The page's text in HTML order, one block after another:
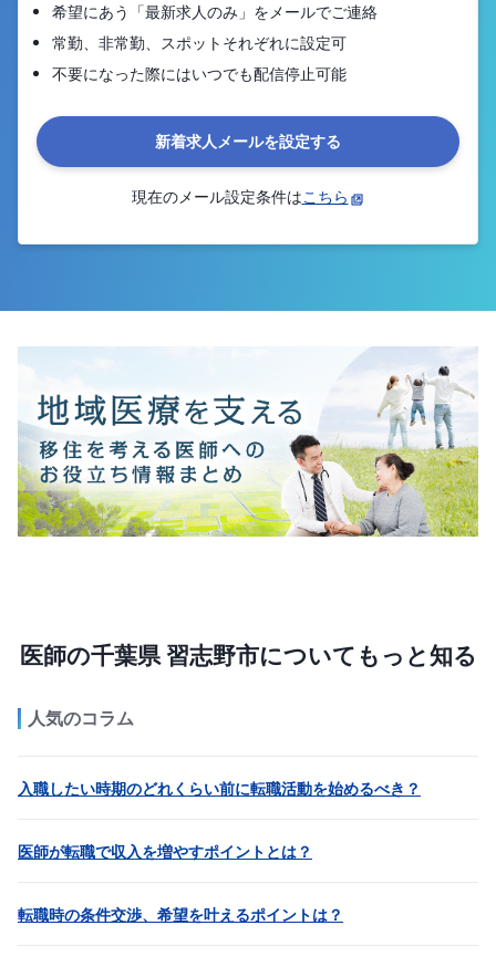
希望にあう「最新求人のみ」をメールでご連絡
常勤、非常勤、スポットそれぞれに設定可
不要になった際にはいつでも配信停止可能
新着求人メールを設定する
現在のメール設定条件はこちら
医師の千葉県 習志野市についてもっと知る
人気のコラム
入職したい時期のどれくらい前に転職活動を始めるべき？
医師が転職で収入を増やすポイントとは？
転職時の条件交渉、希望を叶えるポイントは？